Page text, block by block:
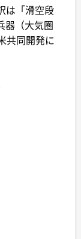
は「滑空段
器（大気圏
共同開発に